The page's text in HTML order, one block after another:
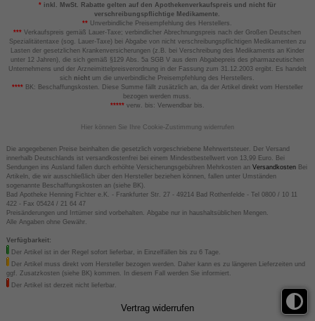
*inkl. MwSt. Rabatte gelten auf den Apothekenverkaufspreis und nicht für
verschreibungspflichtige Medikamente.
** Unverbindliche Preisempfehlung des Herstellers.
*** Verkaufspreis gemäß Lauer-Taxe; verbindlicher Abrechnungspreis nach der Großen Deutschen
Spezialitätentaxe (sog. Lauer-Taxe) bei Abgabe von nicht verschreibungspflichtigen Medikamenten zu
Lasten der gesetzlichen Krankenversicherungen (z.B. bei Verschreibung des Medikaments an Kinder
unter 12 Jahren), die sich gemäß §129 Abs. 5a SGB V aus dem Abgabepreis des pharmazeutischen
Unternehmens und der Arzneimittelpreisverordnung in der Fassung zum 31.12.2003 ergibt. Es handelt
sich nicht um die unverbindliche Preisempfehlung des Herstellers.
****BK: Beschaffungskosten. Diese Summe fällt zusätzlich an, da der Artikel direkt vom Hersteller
bezogen werden muss.
*****verw. bis: Verwendbar bis.
Hier können Sie Ihre Cookie-Zustimmung widerrufen
Die angegebenen Preise beinhalten die gesetzlich vorgeschriebene Mehrwertsteuer. Der Versand
innerhalb Deutschlands ist versandkostenfrei bei einem Mindestbestellwert von 13,99 Euro. Bei
Sendungen ins Ausland fallen durch erhöhte Versicherungsgebühren Mehrkosten an VersandkostenBei
Artikeln, die wir ausschließlich über den Hersteller beziehen können, fallen unter Umständen
sogenannte Beschaffungskosten an (siehe BK).
Bad Apotheke Henning Fichter e.K. - Frankfurter Str. 27 - 49214 Bad Rothenfelde - Tel 0800 / 10 11
422 - Fax 05424 / 21 64 47
Preisänderungen und Irrtümer sind vorbehalten. Abgabe nur in haushaltsüblichen Mengen.
Alle Angaben ohne Gewähr.
Verfügbarkeit:
Der Artikel ist in der Regel sofort lieferbar, in Einzelfällen bis zu 6 Tage.
Der Artikel muss direkt vom Hersteller bezogen werden. Daher kann es zu längeren Lieferzeiten und
ggf. Zusatzkosten (siehe BK) kommen. In diesem Fall werden Sie informiert.
Der Artikel ist derzeit nicht lieferbar.
Vertrag widerrufen